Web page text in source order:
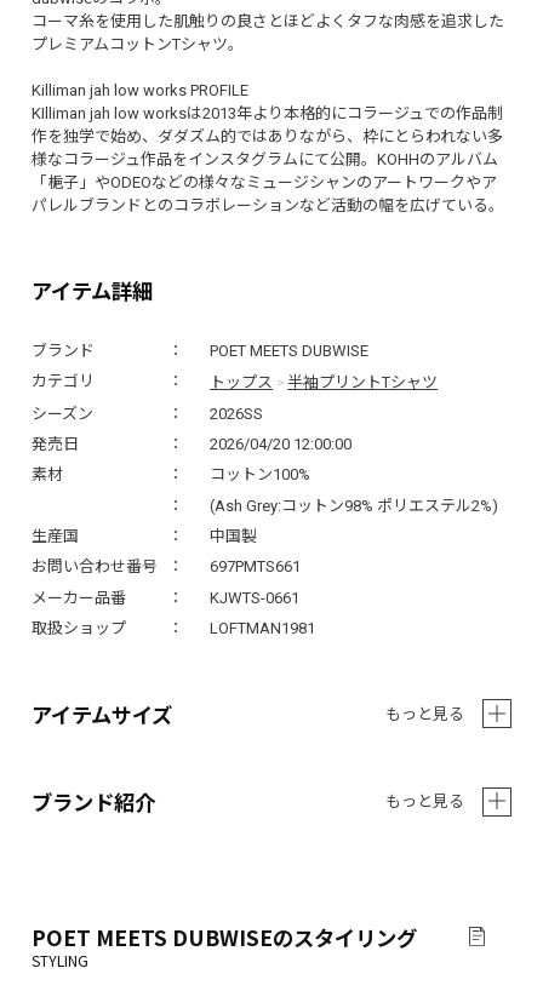
アイテム詳細
ブランド
POET MEETS DUBWISE
カテゴリ
トップス >半袖プリントTシャツ
シーズン
2026SS
発売日
2026/04/20 12:00:00
素材
コットン100%
(Ash Grey:コットン98% ポリエステル2%)
生産国
中国製
お問い合わせ番号
697PMTS661
メーカー品番
KJWTS-0661
取扱ショップ
LOFTMAN1981
コーマ糸を使用した肌触りの良さとほどよくタフな肉感を追求した
プレミアムコットンTシャツ。
Killiman jah low works PROFILE
KIlliman jah low worksは2013年より本格的にコラージュでの作品制
作を独学で始め、ダダズム的ではありながら、枠にとらわれない多
様なコラージュ作品をインスタグラムにて公開。KOHHのアルバム
「梔子」やODEOなどの様々なミュージシャンのアートワークやア
パレルブランドとのコラボレーションなど活動の幅を広げている。
アイテムサイズ もっと見る
ブランド紹介 もっと見る
POET MEETS DUBWISEのスタイリング